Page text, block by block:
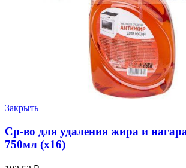
Закрыть
Cр-во для удаления жира и
750мл (х16)